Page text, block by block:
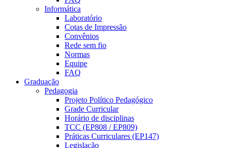
Informática
Laboratório
Cotas de Impressão
Convênios
Rede sem fio
Normas
Equipe
FAQ
Graduação
Pedagogia
Projeto Político Pedagógico
Grade Curricular
Horário de disciplinas
TCC (EP808 / EP809)
Práticas Curriculares (EP147)
Legislação